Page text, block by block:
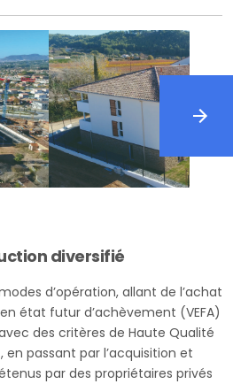
diversifié
d’opération, allant de l’achat
état futur d’achèvement (VEFA)
des critères de Haute Qualité
en passant par l’acquisition et
par des propriétaires privés